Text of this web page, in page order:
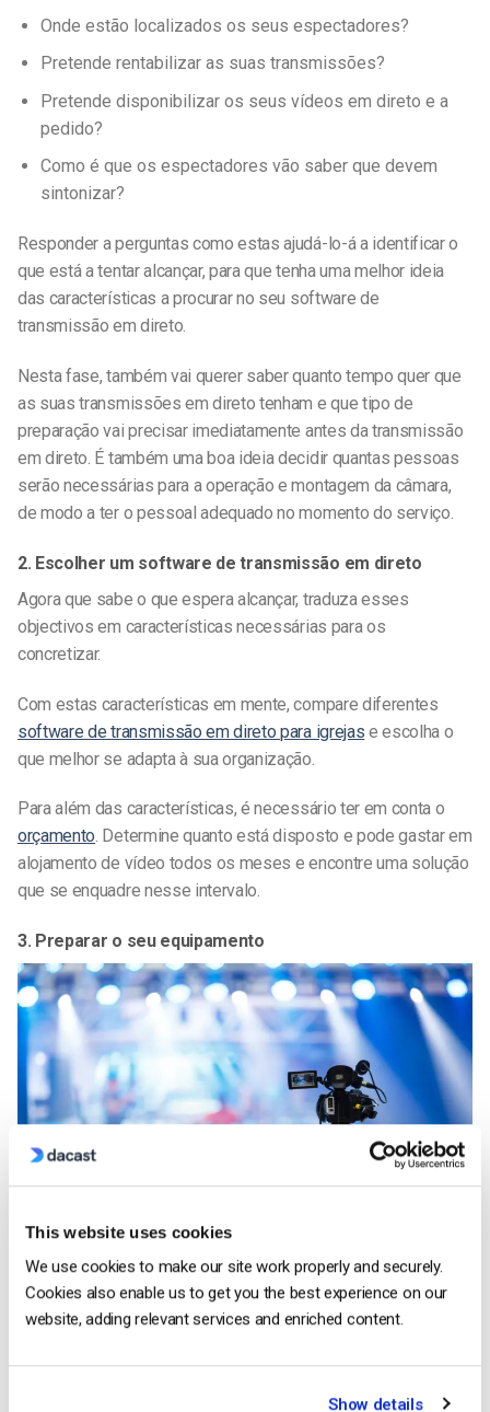
This website uses cookies
We use cookies to make our site work properly and securely.
Cookies also enable us to get you the best experience on our
website, adding relevant services and enriched content.
Show details
Onde estão localizados os seus espectadores?
Pretende rentabilizar as suas transmissões?
Pretende disponibilizar os seus vídeos em direto e a
pedido?
Como é que os espectadores vão saber que devem
sintonizar?
Responder a perguntas como estas ajudá-lo-á a identificar o
que está a tentar alcançar, para que tenha uma melhor ideia
das características a procurar no seu software de
transmissão em direto.
Nesta fase, também vai querer saber quanto tempo quer que
as suas transmissões em direto tenham e que tipo de
preparação vai precisar imediatamente antes da transmissão
em direto. É também uma boa ideia decidir quantas pessoas
serão necessárias para a operação e montagem da câmara,
de modo a ter o pessoal adequado no momento do serviço.
2. Escolher um software de transmissão em direto
Agora que sabe o que espera alcançar, traduza esses
objectivos em características necessárias para os
concretizar.
Com estas características em mente, compare diferentes
software de transmissão em direto para igrejas e escolha o
que melhor se adapta à sua organização.
Para além das características, é necessário ter em conta o
orçamento. Determine quanto está disposto e pode gastar em
alojamento de vídeo todos os meses e encontre uma solução
que se enquadre nesse intervalo.
3. Preparar o seu equipamento
equipamento profissional
de transmissão em direto
necessários para a transmissão. É
necessário um computador portátil ou um computador, uma
câmara, microfones e uma ligação à Internet.